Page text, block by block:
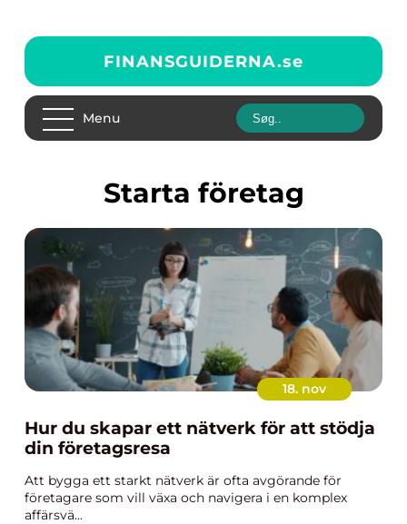
FINANSGUIDERNA.se
Menu
Starta företag
18. nov
Hur du skapar ett nätverk för att stödja
din företagsresa
Att bygga ett starkt nätverk är ofta avgörande för
företagare som vill växa och navigera i en komplex
affärsvä...